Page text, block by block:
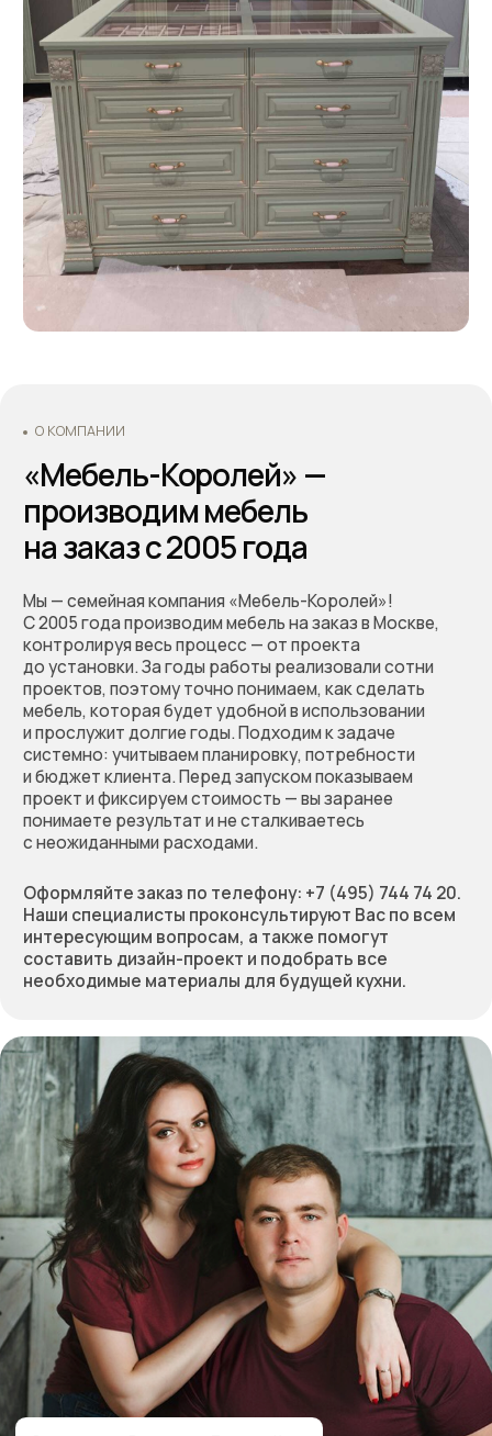
Основатели - Всеволод и Татьяна Король
Оставьте заявку
стоимости вашей мебели.
Мы перезвоним, обсудим
проект, предложим
решение и зафиксируем
стоимость работы
+7 (495) 744 74 20
Позвоните нам по телефону:
Или заполните форму
+7
Отправляя форму, вы соглашаетесь
с политикой
конфиденциальности
Собственное производство
мебели — работаем с 2012 года
Главная
Наши работы
Проекты
О компании
Дизайнерам
Отзывы
Контакты
Контакты салона
+7 (495) 744-74-20
Мессенджеры
г. Москва, шоссе
Энтузиастов 48/1
Контактная информация